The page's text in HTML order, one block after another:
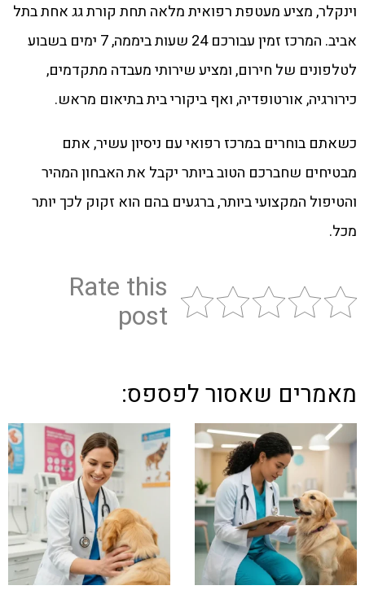
וינקלר, מציע מעטפת רפואית מלאה תחת קורת גג אחת בתל
אביב. המרכז זמין עבורכם 24 שעות ביממה, 7 ימים בשבוע
לטלפונים של חירום, ומציע שירותי מעבדה מתקדמים,
כירורגיה, אורטופדיה, ואף ביקורי בית בתיאום מראש.
כשאתם בוחרים במרכז רפואי עם ניסיון עשיר, אתם
מבטיחים שחברכם הטוב ביותר יקבל את האבחון המהיר
והטיפול המקצועי ביותר, ברגעים בהם הוא זקוק לכך יותר
מכל.
Rate this
post
מאמרים שאסור לפספס: